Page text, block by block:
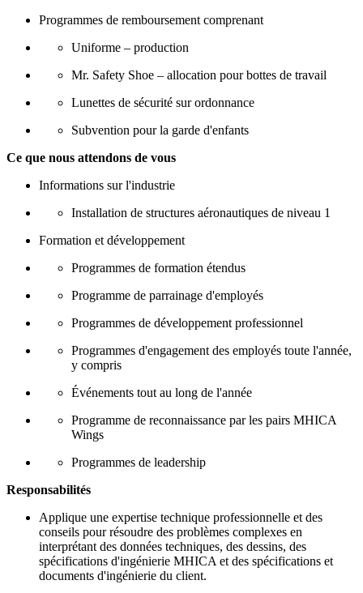
Programmes de remboursement comprenant
Uniforme – production
Mr. Safety Shoe – allocation pour bottes de travail
Lunettes de sécurité sur ordonnance
Subvention pour la garde d'enfants
Ce que nous attendons de vous
Informations sur l'industrie
Installation de structures aéronautiques de niveau 1
Formation et développement
Programmes de formation étendus
Programme de parrainage d'employés
Programmes de développement professionnel
Programmes d'engagement des employés toute l'année,
y compris
Événements tout au long de l'année
Programme de reconnaissance par les pairs MHICA
Wings
Programmes de leadership
Responsabilités
Applique une expertise technique professionnelle et des
conseils pour résoudre des problèmes complexes en
interprétant des données techniques, des dessins, des
spécifications d'ingénierie MHICA et des spécifications et
documents d'ingénierie du client.